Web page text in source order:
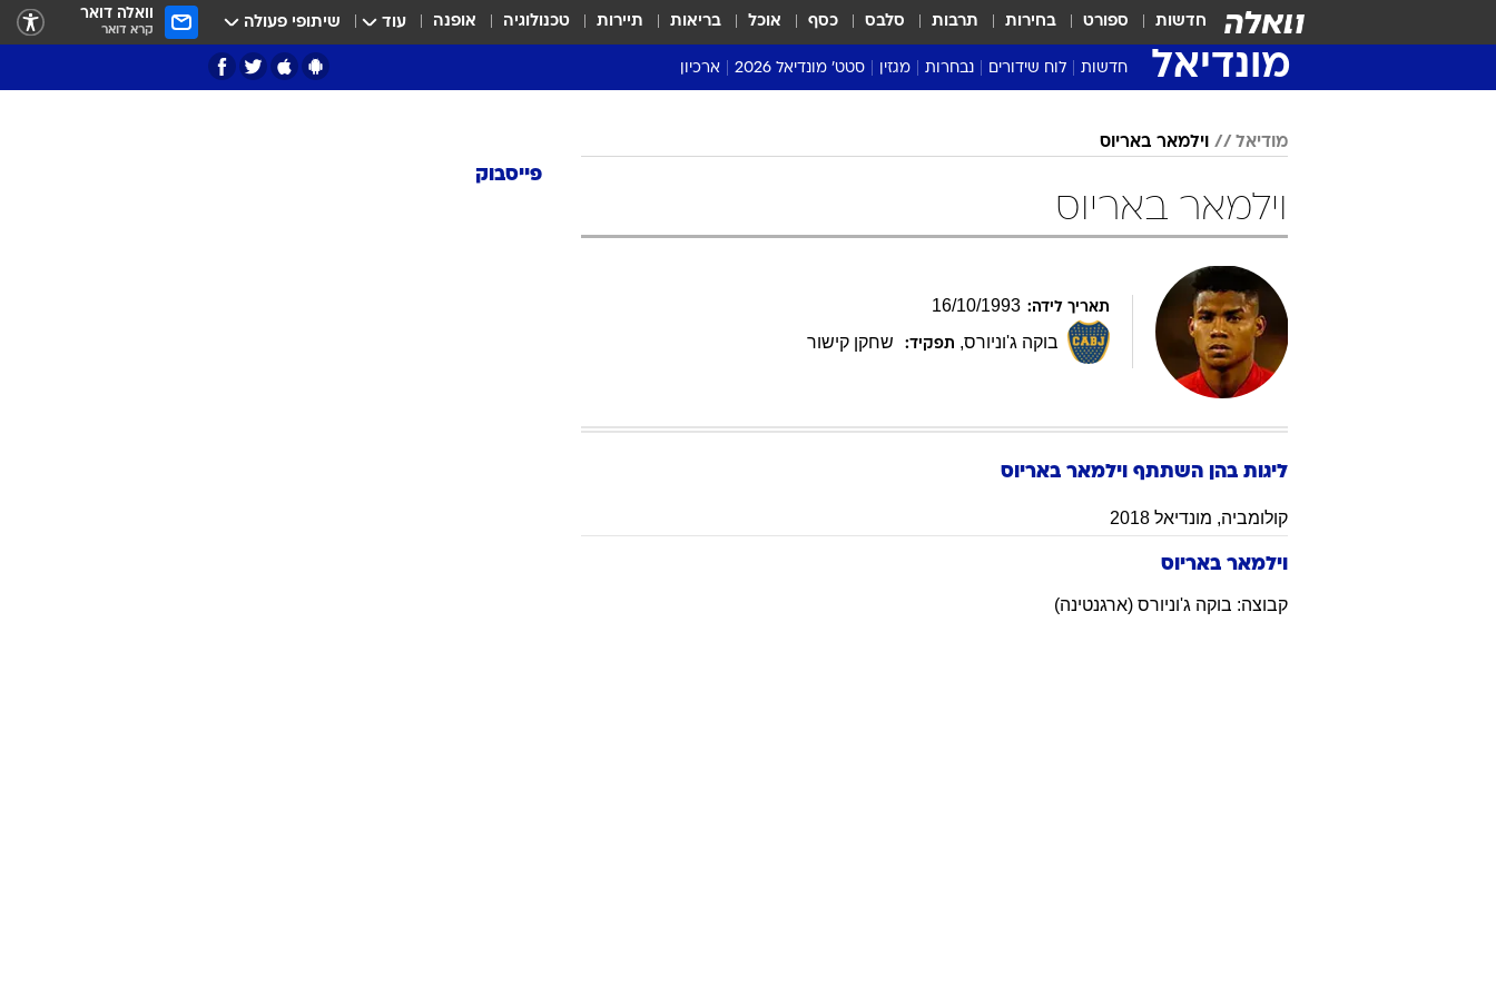
חדשות ספורט בחירות תרבות סלבס כסף אוכל בריאות תיירות טכנולוגיה אופנה עוד שיתופי פעולה וואלה דואר
קרא דואר
מונדיאל חדשות לוח שידורים נבחרות מגזין סטט' מונדיאל 2026 ארכיון
מודיאל וילמאר באריוס
וילמאר באריוס
תאריך לידה: 16/10/1993
בוקה ג'וניורס, תפקיד: שחקן קישור
ליגות בהן השתתף וילמאר באריוס
קולומביה, מונדיאל 2018
וילמאר באריוס
קבוצה: בוקה ג'וניורס (ארגנטינה)
פייסבוק